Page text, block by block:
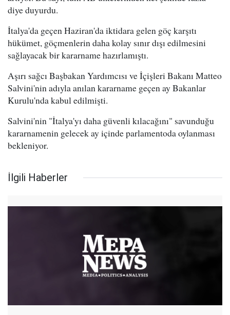
diye duyurdu.
İtalya'da geçen Haziran'da iktidara gelen göç karşıtı
hükümet, göçmenlerin daha kolay sınır dışı edilmesini
sağlayacak bir kararname hazırlamıştı.
Aşırı sağcı Başbakan Yardımcısı ve İçişleri Bakanı Matteo
Salvini'nin adıyla anılan kararname geçen ay Bakanlar
Kurulu'nda kabul edilmişti.
Salvini'nin "İtalya'yı daha güvenli kılacağını" savunduğu
kararnamenin gelecek ay içinde parlamentoda oylanması
bekleniyor.
İlgili Haberler